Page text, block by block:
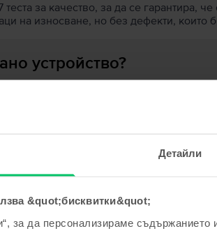
Детайли
&quot;бисквитки&quot;
за да персонализираме
за качество, за да се гарантира,
на износване, но без дефекти, които
устройство?
Сходни продукти с